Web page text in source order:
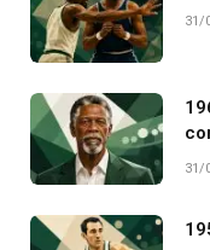
31/
31/